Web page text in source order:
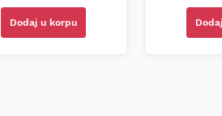
Dodaj u korpu